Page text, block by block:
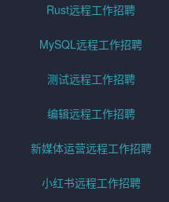
Rust远程工作招聘
MySQL远程工作招聘
测试远程工作招聘
编辑远程工作招聘
新媒体运营远程工作招聘
小红书远程工作招聘